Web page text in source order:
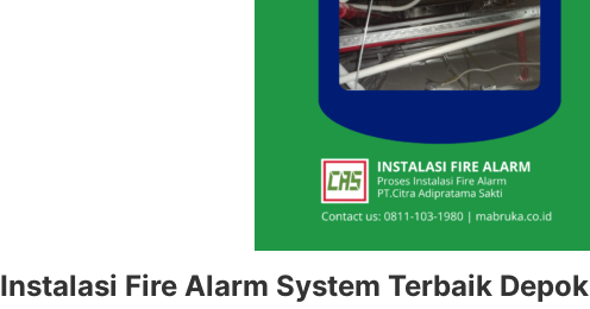
Fire Alarm System Terbaik Depok